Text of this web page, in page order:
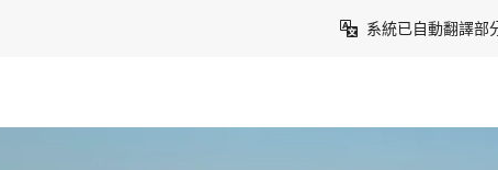
系統已自動翻譯部